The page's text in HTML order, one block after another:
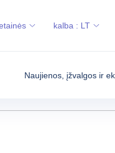
Naujienos, įžvalgos ir
kalba : LT